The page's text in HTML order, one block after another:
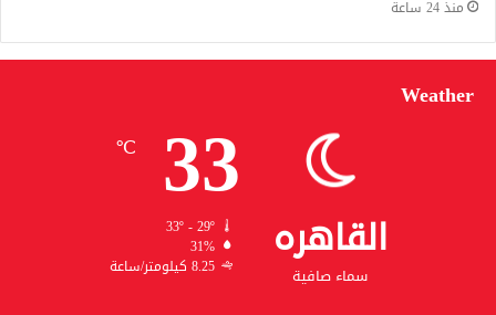
منذ 24 ساعة
Weather
القاهره
سماء صافية
33
℃
33º - 29º
31%
8.25 كيلومتر/ساعة